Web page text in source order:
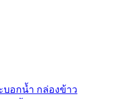
บอกน้ำ กล่องข้าว